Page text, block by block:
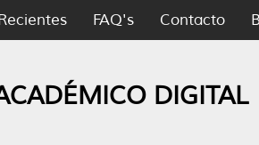
FAQ's Contacto
DIGITAL